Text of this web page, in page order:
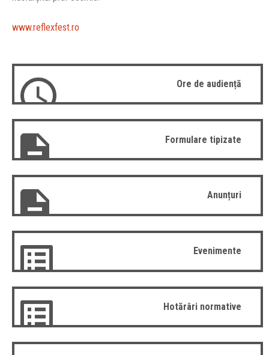
www.reflexfest.ro
Ore de audiență
Formulare tipizate
Anunțuri
Evenimente
Hotărâri normative